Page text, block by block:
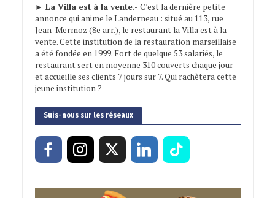
► La Villa est à la vente.- C’est la dernière petite
annonce qui anime le Landerneau : situé au 113, rue
Jean-Mermoz (8e arr.), le restaurant la Villa est à la
vente. Cette institution de la restauration marseillaise
a été fondée en 1999. Fort de quelque 53 salariés, le
restaurant sert en moyenne 310 couverts chaque jour
et accueille ses clients 7 jours sur 7. Qui rachètera cette
jeune institution ?
Suis-nous sur les réseaux